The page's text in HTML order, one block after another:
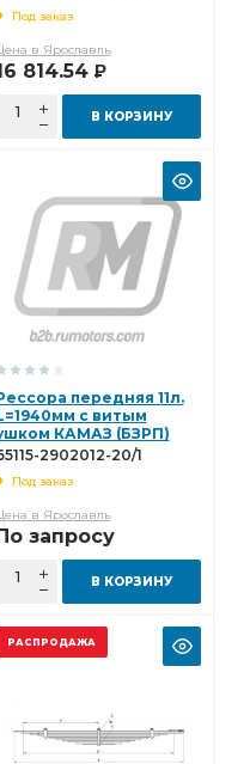
Под заказ
в Ярославль
814.54 Р
В КОРЗИНУ
передняя 11л.
с витым
КАМАЗ (БЗРП)
2902012-20/1
2902012-20/1
Под заказ
в Ярославль
запросу
В КОРЗИНУ
РАСПРОДАЖА